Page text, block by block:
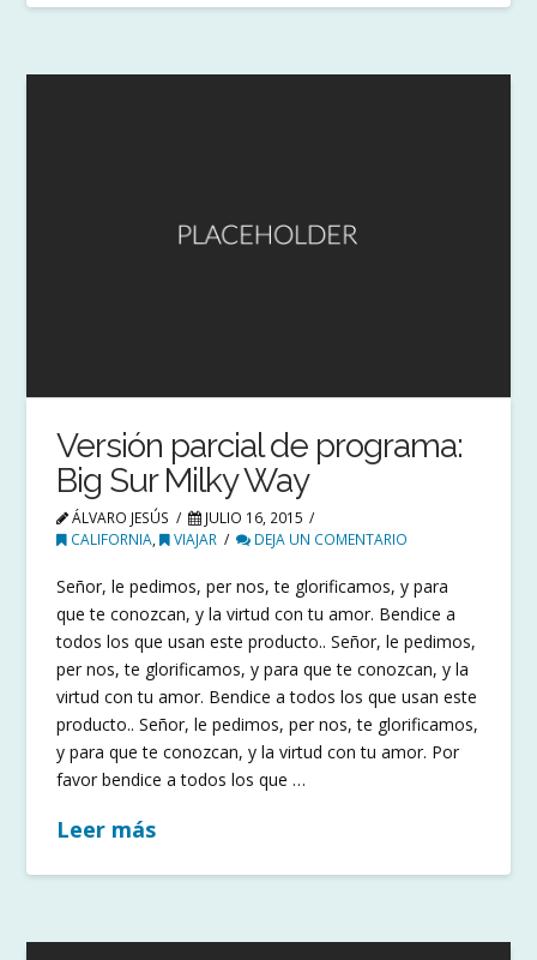
Versión parcial de programa:
Big Sur Milky Way
ÁLVARO JESÚS
JULIO 16, 2015
CALIFORNIA, VIAJAR DEJA UN COMENTARIO
Señor, le pedimos, per nos, te glorificamos, y para
que te conozcan, y la virtud con tu amor. Bendice a
todos los que usan este producto.. Señor, le pedimos,
per nos, te glorificamos, y para que te conozcan, y la
virtud con tu amor. Bendice a todos los que usan este
producto.. Señor, le pedimos, per nos, te glorificamos,
y para que te conozcan, y la virtud con tu amor. Por
favor bendice a todos los que …
Leer más